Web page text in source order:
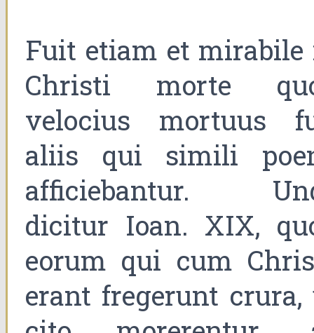
Fuit etiam et mirabile
Christi morte
velocius mortuus
aliis qui simili
afficiebantur.
dicitur Ioan. XIX,
eorum qui cum
erant fregerunt crura,